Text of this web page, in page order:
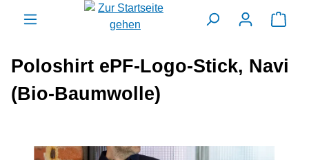
springen
Poloshirt ePF-Logo-Stick, Navi
(Bio-Baumwolle)
Bildergalerie überspringen